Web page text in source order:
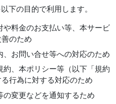
下の目的で利用します。
料金のお支払い等、本サービ
のため
お問い合せ等への対応のため
、本ポリシー等（以下「規約
行為に対する対応のため
変更などを通知するため